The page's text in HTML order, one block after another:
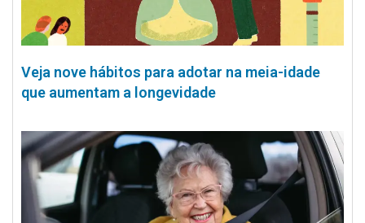
Veja nove hábitos para adotar na meia-idade
que aumentam a longevidade